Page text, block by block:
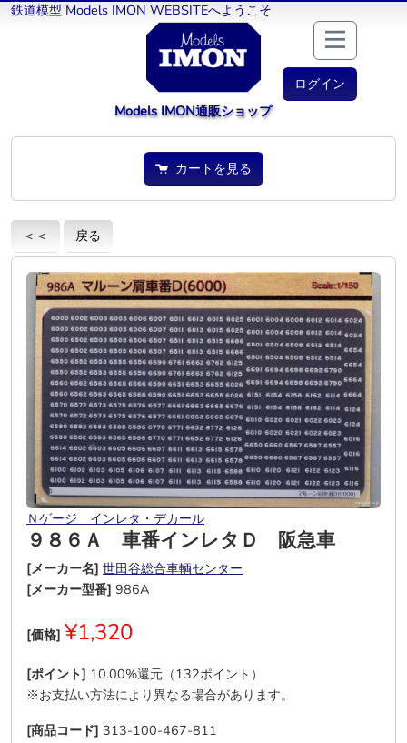
鉄道模型 Models IMON WEBSITEへようこそ
ログイン
Models IMON通販ショップ
カートを見る
＜＜ 戻る
Ｎゲージ インレタ・デカール
９８６Ａ 車番インレタＤ 阪急車
[メーカー名] 世田谷総合車輌センター
[メーカー型番] 986A
[価格] ¥1,320
[ポイント] 10.00%還元（132ポイント）
※お支払い方法により異なる場合があります。
[商品コード] 313-100-467-811